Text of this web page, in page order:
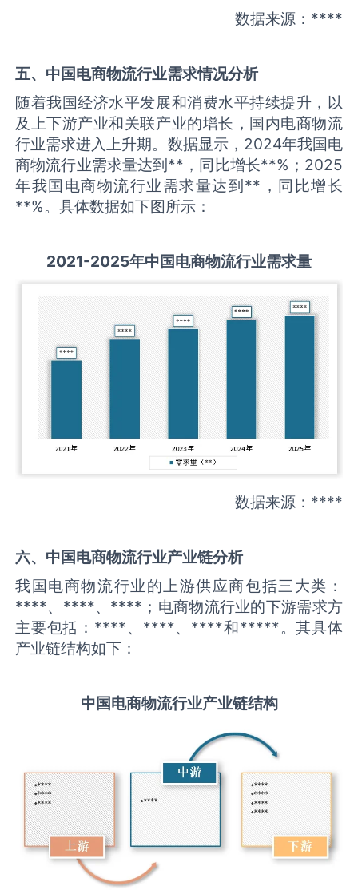
数据来源：****
五、中国电商物流行业需求情况分析
随着我国经济水平发展和消费水平持续提升，以
及上下游产业和关联产业的增长，国内电商物流
行业需求进入上升期。数据显示，2024年我国电
商物流行业需求量达到**，同比增长**%；2025
年我国电商物流行业需求量达到**，同比增长
**%。具体数据如下图所示：
2021-2025年中国电商物流行业需求量
数据来源：****
六、中国电商物流行业产业链分析
我国电商物流行业的上游供应商包括三大类：
****、****、****；电商物流行业的下游需求方
主要包括：****、****、****和*****。其具体
产业链结构如下：
中国电商物流行业产业链结构